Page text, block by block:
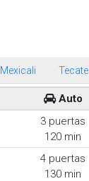
Mexicali Tecate
Auto
3 puertas
120 min
4 puertas
130 min